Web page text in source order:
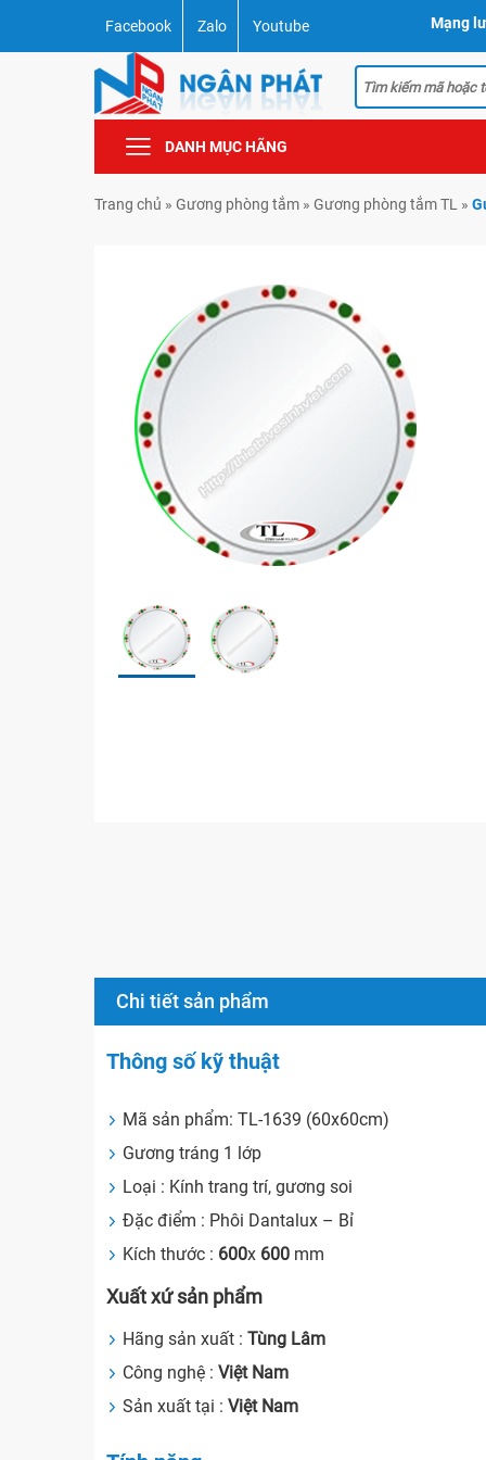
Facebook Zalo Youtube Mạng
DANH MỤC HÃNG
Trang chủ » Gương phòng tắm » Gương phòng tắm TL »
Chi tiết sản phẩm
Thông số kỹ thuật
Mã sản phẩm: TL-1639 (60x60cm)
Gương tráng 1 lớp
Loại : Kính trang trí, gương soi
Đặc điểm : Phôi Dantalux – Bỉ
Kích thước : 600x 600 mm
Xuất xứ sản phẩm
Hãng sản xuất :Tùng Lâm
Công nghệ :Việt Nam
Sản xuất tại :Việt Nam